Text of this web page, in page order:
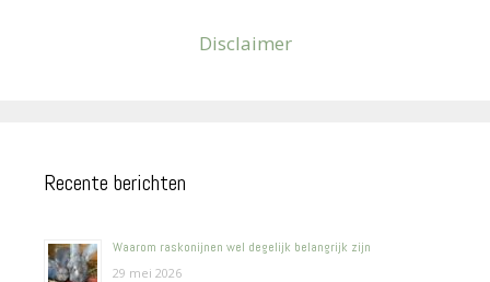
Disclaimer
Recente berichten
Waarom raskonijnen wel degelijk belangrijk zijn
29 mei 2026